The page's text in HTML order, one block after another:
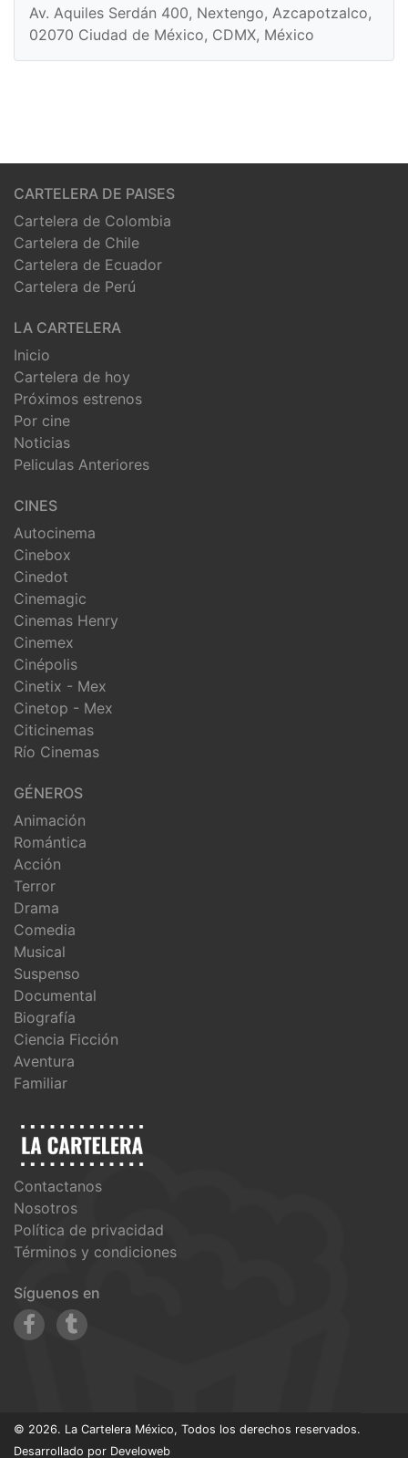
Av. Aquiles Serdán 400, Nextengo, Azcapotzalco,
02070 Ciudad de México, CDMX, México
CARTELERA DE PAISES
Cartelera de Colombia
Cartelera de Chile
Cartelera de Ecuador
Cartelera de Perú
LA CARTELERA
Inicio
Cartelera de hoy
Próximos estrenos
Por cine
Noticias
Peliculas Anteriores
CINES
Autocinema
Cinebox
Cinedot
Cinemagic
Cinemas Henry
Cinemex
Cinépolis
Cinetix - Mex
Cinetop - Mex
Citicinemas
Río Cinemas
GÉNEROS
Animación
Romántica
Acción
Terror
Drama
Comedia
Musical
Suspenso
Documental
Biografía
Ciencia Ficción
Aventura
Familiar
Contactanos
Nosotros
Política de privacidad
Términos y condiciones
Síguenos en
© 2026. La Cartelera México, Todos los derechos reservados.
Desarrollado por Develoweb